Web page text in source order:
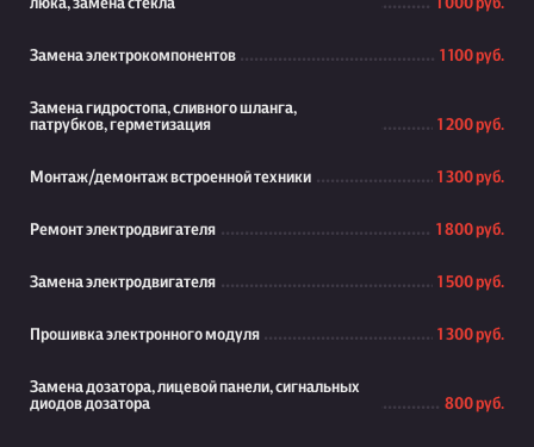
люка, замена стекла
1 000 руб.
Замена электрокомпонентов 1 100 руб.
Замена гидростопа, сливного шланга,
патрубков, герметизация
1 200 руб.
Монтаж/демонтаж встроенной техники 1 300 руб.
Ремонт электродвигателя 1 800 руб.
Замена электродвигателя 1 500 руб.
Прошивка электронного модуля 1 300 руб.
Замена дозатора, лицевой панели, сигнальных
диодов дозатора
800 руб.